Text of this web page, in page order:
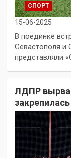
СПОРТ
15-06-2025
В поединке
Севастополя и
представляли
ЛДПР